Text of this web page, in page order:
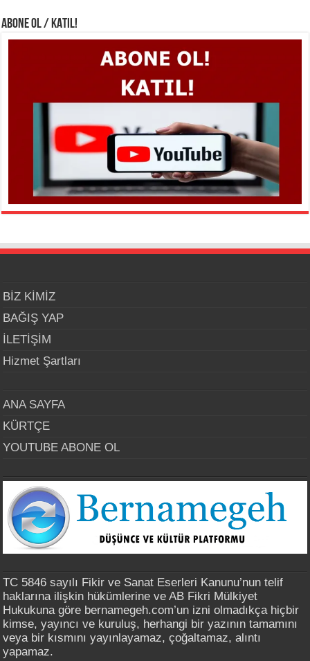
ABONE OL / KATIL!
BİZ KİMİZ
BAĞIŞ YAP
İLETİŞİM
Hizmet Şartları
ANA SAYFA
KÜRTÇE
YOUTUBE ABONE OL
TC 5846 sayılı Fikir ve Sanat Eserleri Kanunu’nun telif
haklarına ilişkin hükümlerine ve AB Fikri Mülkiyet
Hukukuna göre bernamegeh.com’un izni olmadıkça hiçbir
kimse, yayıncı ve kuruluş, herhangi bir yazının tamamını
veya bir kısmını yayınlayamaz, çoğaltamaz, alıntı
yapamaz.